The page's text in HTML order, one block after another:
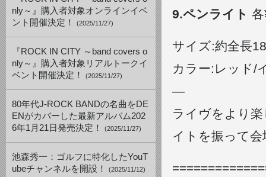
nly～』購入者対象オンラインイベ
ント開催決定！
(2025/11/27)
『ROCK IN CITY ～band covers o
nly～』購入者対象リアルトークイ
ベント開催決定！
(2025/11/27)
80年代J-ROCK BANDの名曲をDE
ENがカバーした最新アルバム202
6年1月21日発売決定！
(2025/11/27)
池森秀一：ゴルフに特化したYouT
ubeチャンネルを開設！
(2025/11/12)
9.ペンライト
サイズ:約全長
カラー:レッド/
—
ライヴをより
イトを振って